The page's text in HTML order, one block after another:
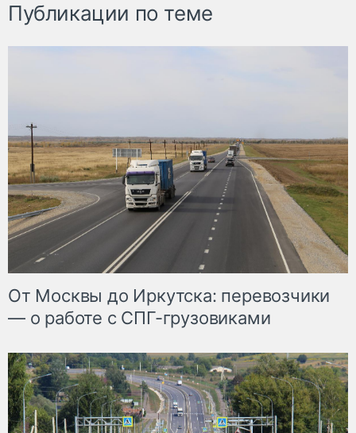
Публикации по теме
От Москвы до Иркутска: перевозчики
— о работе с СПГ-грузовиками